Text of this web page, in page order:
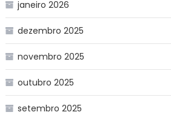
janeiro 2026
dezembro 2025
novembro 2025
outubro 2025
setembro 2025